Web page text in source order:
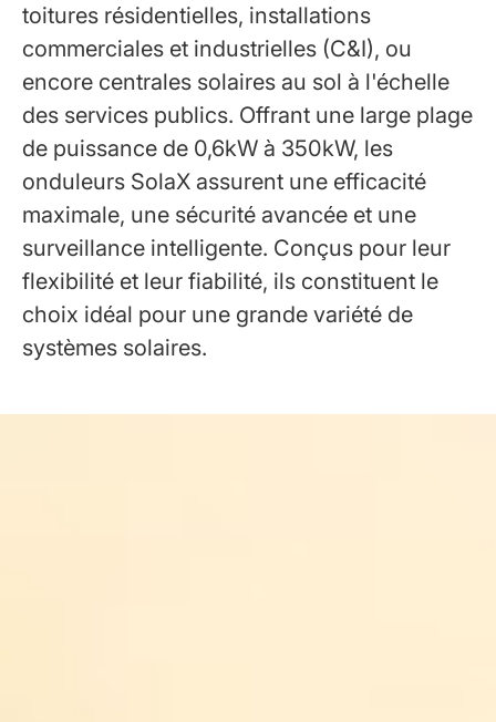
toitures résidentielles, installations
commerciales et industrielles (C&I), ou
encore centrales solaires au sol à l'échelle
des services publics. Offrant une large plage
de puissance de 0,6kW à 350kW, les
onduleurs SolaX assurent une efficacité
maximale, une sécurité avancée et une
surveillance intelligente. Conçus pour leur
flexibilité et leur fiabilité, ils constituent le
choix idéal pour une grande variété de
systèmes solaires.